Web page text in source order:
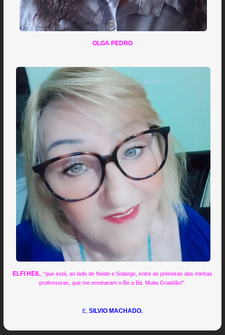
OLGA PEDRO
ELFI HEIL, “que está, ao lado de Neide e Solange, entre as primeiras das minhas
professoras, que me ensinaram o Be a Bá. Muita Gratidão!”.
E, SILVIO MACHADO.